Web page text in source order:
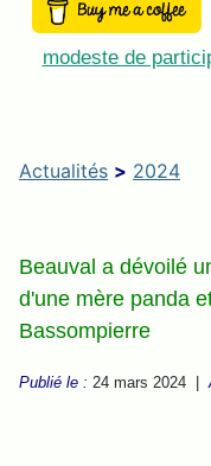
modeste de
Actualités > 2024
Beauval a dévoilé
d'une mère panda
Bassompierre
Publié le : 24 mars 2024 |